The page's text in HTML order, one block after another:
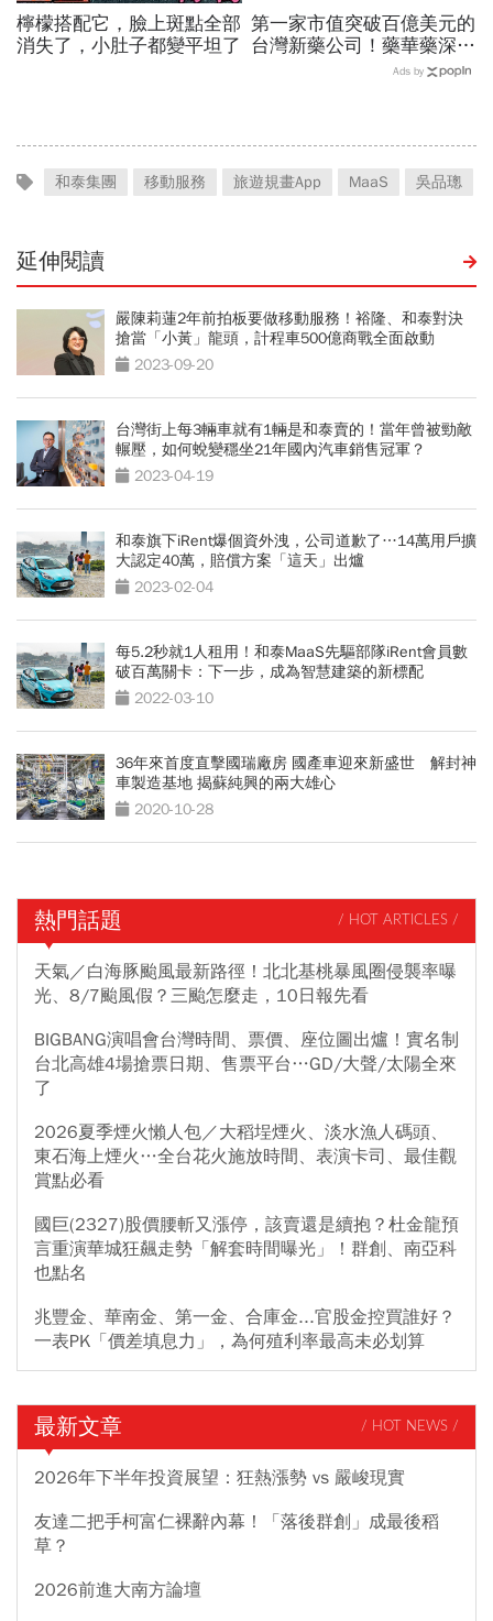
檸檬搭配它，臉上斑點全部
消失了，小肚子都變平坦了
第一家市值突破百億美元的
台灣新藥公司！藥華藥深耕
全球市場，能成為下一個武
Ads by
和泰集團 移動服務 旅遊規畫App MaaS 吳品璁
延伸閱讀
嚴陳莉蓮2年前拍板要做移動服務！裕隆、和泰對決
搶當「小黃」龍頭，計程車500億商戰全面啟動
2023-09-20
台灣街上每3輛車就有1輛是和泰賣的！當年曾被勁敵
輾壓，如何蛻變穩坐21年國內汽車銷售冠軍？
2023-04-19
和泰旗下iRent爆個資外洩，公司道歉了…14萬用戶擴
大認定40萬，賠償方案「這天」出爐
2023-02-04
每5.2秒就1人租用！和泰MaaS先驅部隊iRent會員數
破百萬關卡：下一步，成為智慧建築的新標配
2022-03-10
36年來首度直擊國瑞廠房 國產車迎來新盛世 解封神
車製造基地 揭蘇純興的兩大雄心
2020-10-28
熱門話題 / HOT ARTICLES /
天氣／白海豚颱風最新路徑！北北基桃暴風圈侵襲率曝
光、8/7颱風假？三颱怎麼走，10日報先看
BIGBANG演唱會台灣時間、票價、座位圖出爐！實名制
台北高雄4場搶票日期、售票平台…GD/大聲/太陽全來
了
2026夏季煙火懶人包／大稻埕煙火、淡水漁人碼頭、
東石海上煙火…全台花火施放時間、表演卡司、最佳觀
賞點必看
國巨(2327)股價腰斬又漲停，該賣還是續抱？杜金龍預
言重演華城狂飆走勢「解套時間曝光」！群創、南亞科
也點名
兆豐金、華南金、第一金、合庫金...官股金控買誰好？
一表PK「價差填息力」，為何殖利率最高未必划算
最新文章 / HOT NEWS /
2026年下半年投資展望：狂熱漲勢 vs 嚴峻現實
友達二把手柯富仁裸辭內幕！「落後群創」成最後稻
草？
2026前進大南方論壇